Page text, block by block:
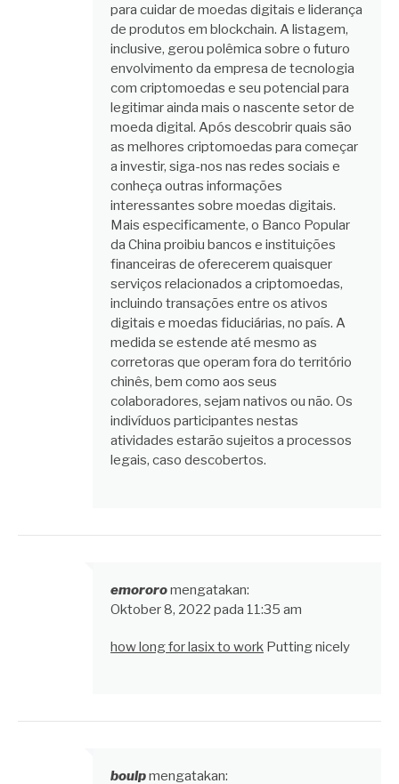
para cuidar de moedas digitais e liderança
de produtos em blockchain. A listagem,
inclusive, gerou polêmica sobre o futuro
envolvimento da empresa de tecnologia
com criptomoedas e seu potencial para
legitimar ainda mais o nascente setor de
moeda digital. Após descobrir quais são
as melhores criptomoedas para começar
a investir, siga-nos nas redes sociais e
conheça outras informações
interessantes sobre moedas digitais.
Mais especificamente, o Banco Popular
da China proibiu bancos e instituições
financeiras de oferecerem quaisquer
serviços relacionados a criptomoedas,
incluindo transações entre os ativos
digitais e moedas fiduciárias, no país. A
medida se estende até mesmo as
corretoras que operam fora do território
chinês, bem como aos seus
colaboradores, sejam nativos ou não. Os
indivíduos participantes nestas
atividades estarão sujeitos a processos
legais, caso descobertos.
emororomengatakan:
Oktober 8, 2022 pada 11:35 am
how long for lasix to work Putting nicely
boulpmengatakan: